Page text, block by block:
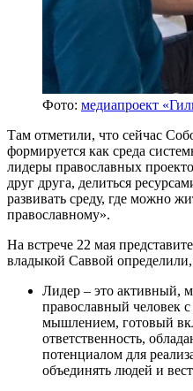
Фото: медиапроект
Там отметили, что сейчас
формируется как среда
лидеры православных
друг друга, делиться
развивать среду, где можно
православному».
На встрече 22 мая
владыкой Саввой определили,
Лидер – это активный,
православный человек
мышлением, готовый
ответственность,
потенциалом для
объединять людей и